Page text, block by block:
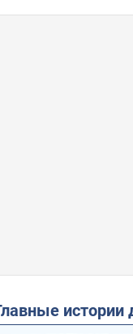
Главные истории